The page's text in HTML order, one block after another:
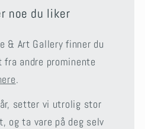
noe du liker
& Art Gallery finner du
fra andre prominente
.
setter vi utrolig stor
og ta vare på deg selv